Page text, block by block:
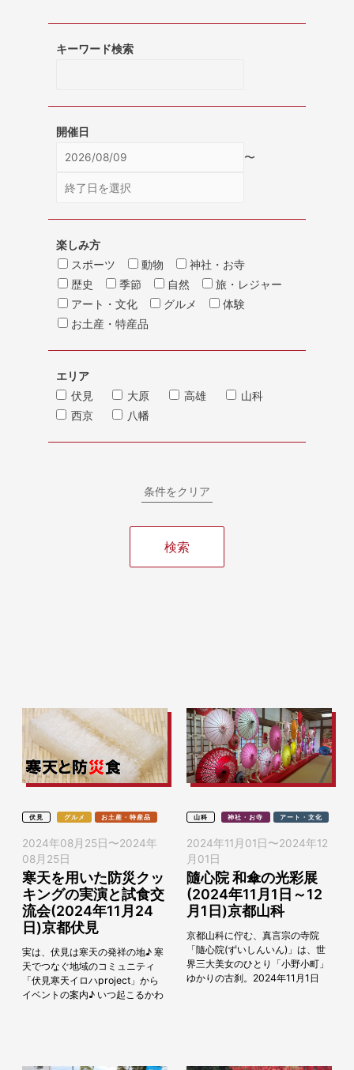
キーワード検索
開催日
〜
楽しみ方
スポーツ
動物
神社・お寺
歴史
季節 自然
旅・レジャー
アート・文化
グルメ
体験
お土産・特産品
エリア
伏見
大原 高雄
山科
西京
八幡
条件をクリア
伏見 グルメ お土産・特産品
2024年08月25日 〜2024年
08月25日
寒天を用いた防災クッ
キングの実演と試食交
流会(2024年11月24
日)京都伏見
実は、伏見は寒天の発祥の地♪ 寒
天でつなぐ地域のコミュニティ
「伏見寒天イロハproject」から
イベントの案内♪ いつ起こるかわ
山科 神社・お寺 アート・文化
2024年11月01日 〜2024年12
月01日
隨心院 和傘の光彩展
(2024年11月1日～12
月1日)京都山科
京都山科に佇む、真言宗の寺院
「隨心院(ずいしんいん)」は、世
界三大美女のひとり「小野小町」
ゆかりの古刹。2024年11月1日